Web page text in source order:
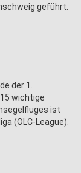
geführt.
der 1.
wichtige
ist
(OLC-League).